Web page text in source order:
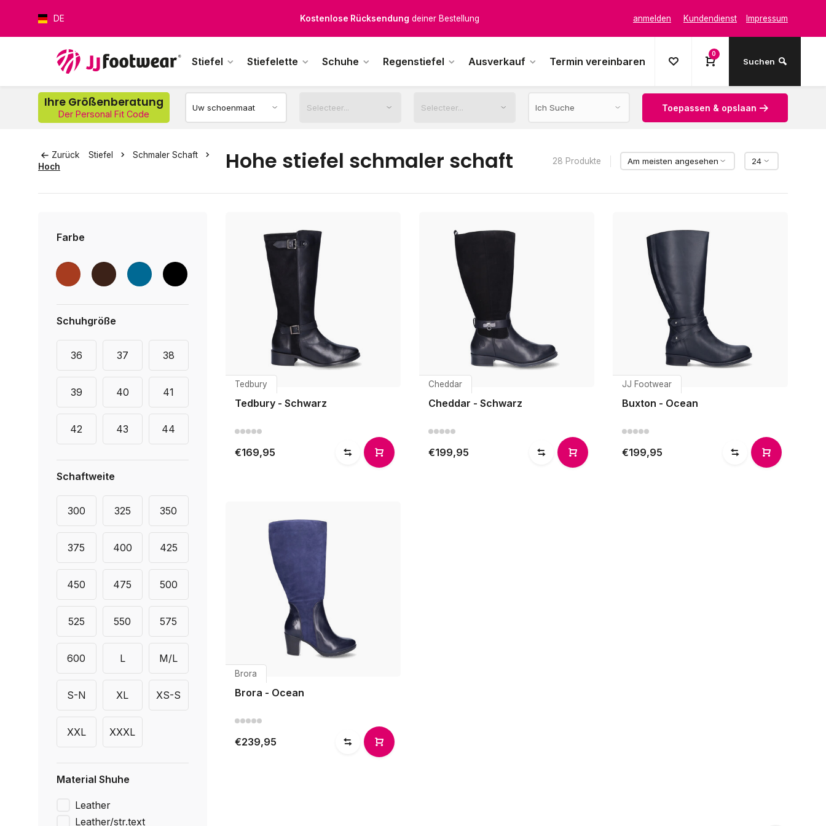
DE Kostenlose Rücksendung deiner Bestellung
ab € 100,-
anmelden Kundendienst Impressum
Stiefel Stiefelette Schuhe Regenstiefel Ausverkauf Termin vereinbaren
0
Suchen
Ihre Größenberatung
Der Personal Fit Code
Toepassen & opslaan
Zurück Stiefel
Schmaler Schaft
Hoch
Hohe stiefel schmaler schaft 28 Produkte
Farbe
Schuhgröße
36 37 38
39 40 41
42 43 44
Schaftweite
300 325 350
375 400 425
450 475 500
525 550 575
600 L M/L
S-N XL XS-S
XXL XXXL
Material Shuhe
Leather
Leather/str.text
Tedbury
Tedbury - Schwarz
€169,95
Cheddar
Cheddar - Schwarz
€199,95
JJ Footwear
Buxton - Ocean
€199,95
Brora
Brora - Ocean
€239,95